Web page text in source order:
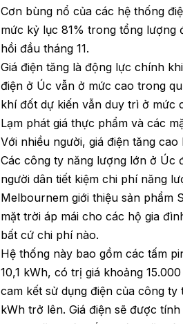
Cơn bùng nổ của các hệ thống
mức kỷ lục 81% trong tổng
hồi đầu tháng 11.
Giá điện tăng là động lực chính
điện ở Úc vẫn ở mức cao trong
khí đốt dự kiến vẫn duy trì ở mức
Lạm phát giá thực phẩm và các
Với nhiều người, giá điện tăng
Các công ty năng lượng lớn ở Úc
người dân tiết kiệm chi phí năng
Melbournem giới thiệu sản phẩm
mặt trời áp mái cho các hộ gia
bất cứ chi phí nào.
Hệ thống này bao gồm các tấm
10,1 kWh, có trị giá khoảng
cam kết sử dụng điện của công
kWh trở lên. Giá điện sẽ được